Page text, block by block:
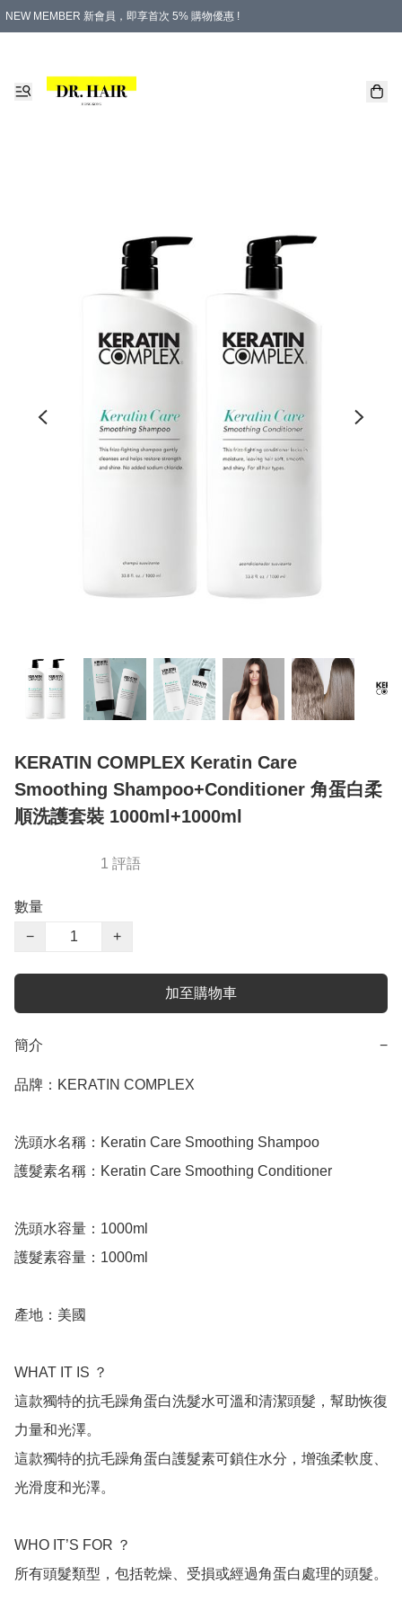
NEW MEMBER 新會員，即享首次 5% 購物優惠 !
KERATIN COMPLEX Keratin Care
Smoothing Shampoo+Conditioner 角蛋白柔
順洗護套裝 1000ml+1000ml
1 評語
數量
−
+
加至購物車
簡介 −
品牌：KERATIN COMPLEX
洗頭水名稱：Keratin Care Smoothing Shampoo
護髮素名稱：Keratin Care Smoothing Conditioner
洗頭水容量：1000ml
護髮素容量：1000ml
產地：美國
WHAT IT IS ？
這款獨特的抗毛躁角蛋白洗髮水可溫和清潔頭髮，幫助恢復
力量和光澤。
這款獨特的抗毛躁角蛋白護髮素可鎖住水分，增強柔軟度、
光滑度和光澤。
WHO IT’S FOR ？
所有頭髮類型，包括乾燥、受損或經過角蛋白處理的頭髮。